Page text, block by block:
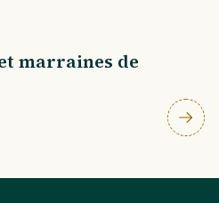
marraines de